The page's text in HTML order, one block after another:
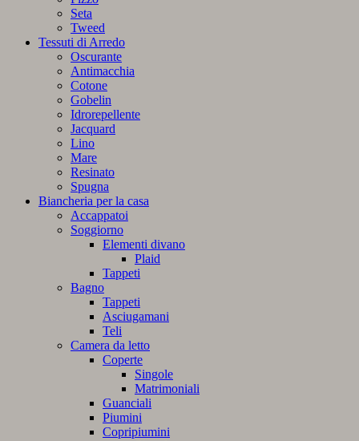
Seta
Tweed
Tessuti di Arredo
Oscurante
Antimacchia
Cotone
Gobelin
Idrorepellente
Jacquard
Lino
Mare
Resinato
Spugna
Biancheria per la casa
Accappatoi
Soggiorno
Elementi divano
Plaid
Tappeti
Bagno
Tappeti
Asciugamani
Teli
Camera da letto
Coperte
Singole
Matrimoniali
Guanciali
Piumini
Copripiumini